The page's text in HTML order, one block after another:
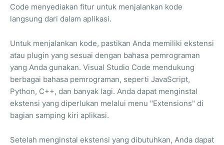
Code menyediakan fitur untuk menjalankan kode
langsung dari dalam aplikasi.
Untuk menjalankan kode, pastikan Anda memiliki ekstensi
atau plugin yang sesuai dengan bahasa pemrograman
yang Anda gunakan. Visual Studio Code mendukung
berbagai bahasa pemrograman, seperti JavaScript,
Python, C++, dan banyak lagi. Anda dapat menginstal
ekstensi yang diperlukan melalui menu "Extensions" di
bagian samping kiri aplikasi.
Setelah menginstal ekstensi yang dibutuhkan, Anda dapat